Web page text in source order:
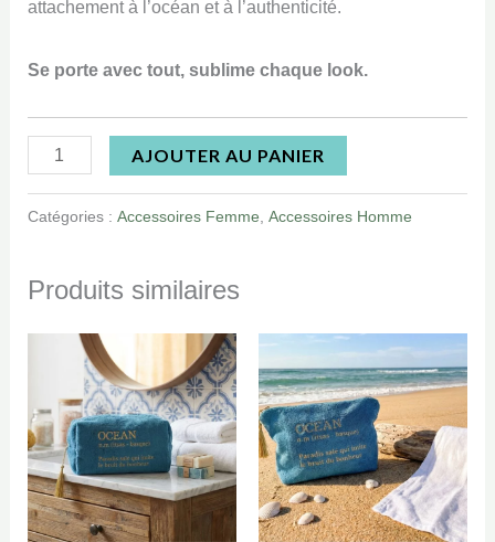
attachement à l’océan et à l’authenticité.
Se porte avec tout, sublime chaque look.
AJOUTER AU PANIER
Catégories : Accessoires Femme, Accessoires Homme
Produits similaires